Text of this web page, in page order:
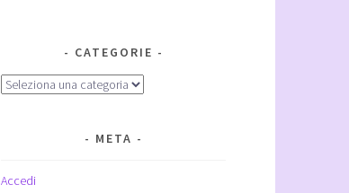
CATEGORIE
Categorie
META
Accedi